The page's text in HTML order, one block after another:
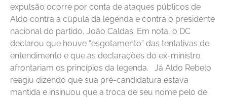
expulsão ocorre por conta de ataques públicos de
Aldo contra a cúpula da legenda e contra o presidente
nacional do partido, João Caldas. Em nota, o DC
declarou que houve “esgotamento” das tentativas de
entendimento e que as declarações do ex-ministro
afrontariam os princípios da legenda. Já Aldo Rebelo
reagiu dizendo que sua pré-candidatura estava
mantida e insinuou que a troca de seu nome pelo de